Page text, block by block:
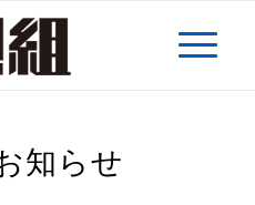
知らせ